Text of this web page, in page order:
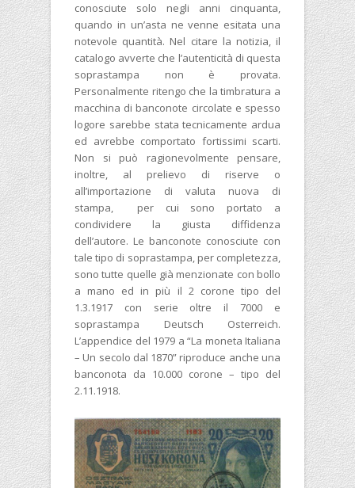
conosciute solo negli anni cinquanta,
quando in un’asta ne venne esitata una
notevole quantità. Nel citare la notizia, il
catalogo avverte che l’autenticità di questa
soprastampa non è provata.
Personalmente ritengo che la timbratura a
macchina di banconote circolate e spesso
logore sarebbe stata tecnicamente ardua
ed avrebbe comportato fortissimi scarti.
Non si può ragionevolmente pensare,
inoltre, al prelievo di riserve o
all’importazione di valuta nuova di
stampa, per cui sono portato a
condividere la giusta diffidenza
dell’autore. Le banconote conosciute con
tale tipo di soprastampa, per completezza,
sono tutte quelle già menzionate con bollo
a mano ed in più il 2 corone tipo del
1.3.1917 con serie oltre il 7000 e
soprastampa Deutsch Osterreich.
L’appendice del 1979 a “La moneta Italiana
– Un secolo dal 1870” riproduce anche una
banconota da 10.000 corone – tipo del
2.11.1918.